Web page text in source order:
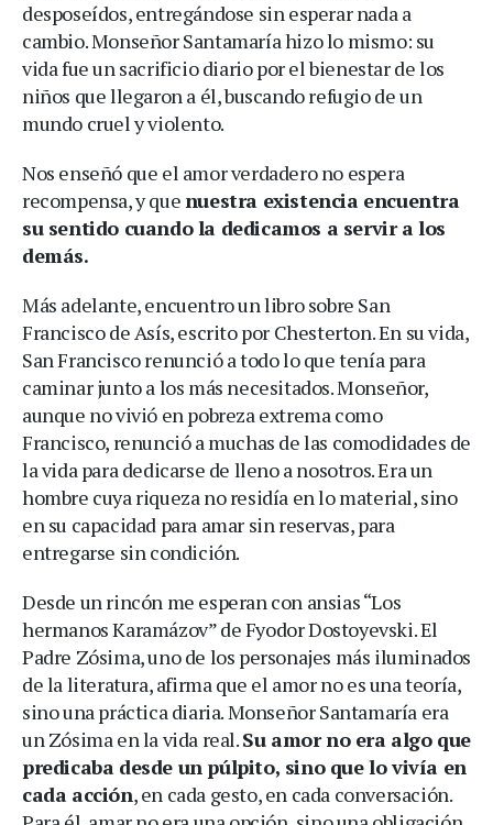
desposeídos, entregándose sin esperar nada a
cambio. Monseñor Santamaría hizo lo mismo: su
vida fue un sacrificio diario por el bienestar de los
niños que llegaron a él, buscando refugio de un
mundo cruel y violento.
Nos enseñó que el amor verdadero no espera
recompensa, y quenuestra existencia encuentra
su sentido cuando la dedicamos a servir a los
demás.
Más adelante, encuentro un libro sobre San
Francisco de Asís, escrito por Chesterton. En su vida,
San Francisco renunció a todo lo que tenía para
caminar junto a los más necesitados. Monseñor,
aunque no vivió en pobreza extrema como
Francisco, renunció a muchas de las comodidades de
la vida para dedicarse de lleno a nosotros. Era un
hombre cuya riqueza no residía en lo material, sino
en su capacidad para amar sin reservas, para
entregarse sin condición.
Desde un rincón me esperan con ansias “Los
hermanos Karamázov” de Fyodor Dostoyevski. El
Padre Zósima, uno de los personajes más iluminados
de la literatura, afirma que el amor no es una teoría,
sino una práctica diaria. Monseñor Santamaría era
un Zósima en la vida real.Su amor no era algo que
predicaba desde un púlpito, sino que lo vivía en
cada acción, en cada gesto, en cada conversación.